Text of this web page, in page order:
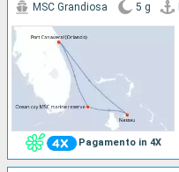
Pagamento in 4X
MSC Grandiosa 5 g